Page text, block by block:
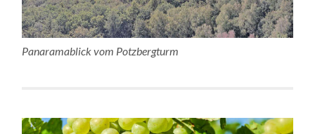
Panaramablick vom Potzbergturm